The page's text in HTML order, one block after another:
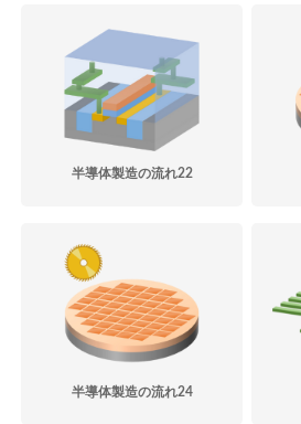
半導体製造の流れ22
半導体製造の流れ24